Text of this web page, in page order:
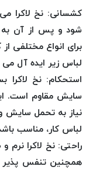
امگا
OMEGA
نخ بافت
موم
خورده
میلانو
MILANO
نخ
بافت
موم
خورده
شود و پس از آن به
برای انواع مختلفی
لباس زیر ایده آل می
استحکام: نخ لاکرا
سایش مقاوم است.
نیاز به تحمل سایش و
لباس کار، مناسب
راحتی: نخ لاکرا
همچنین تنفس پذیر